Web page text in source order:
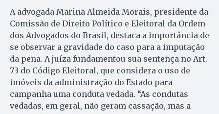
A advogada Marina Almeida Morais, presidente da
Comissão de Direito Político e Eleitoral da Ordem
dos Advogados do Brasil, destaca a importância de
se observar a gravidade do caso para a imputação
da pena. A juíza fundamentou sua sentença no Art.
73 do Código Eleitoral, que considera o uso de
imóveis da administração do Estado para
campanha uma conduta vedada. “As condutas
vedadas, em geral, não geram cassação, mas a